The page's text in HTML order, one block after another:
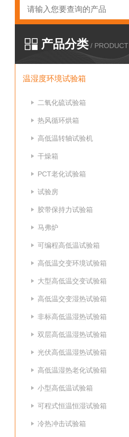
产品分类 / PRODUCT
温湿度环境试验箱
二氧化硫试验箱
热风循环烘箱
高低温转轴试验机
干燥箱
PCT老化试验箱
试验房
胶带保持力试验箱
马弗炉
可编程高低温试验箱
高低温交变环境试验箱
大型高低温交变试验箱
高低温交变湿热试验箱
非标高低温湿热试验箱
双层高低温湿热试验箱
光伏高低温湿热试验箱
高低温湿热老化试验箱
小型高低温试验箱
可程式恒温恒湿试验箱
冷热冲击试验箱